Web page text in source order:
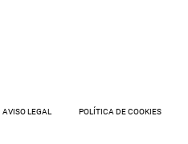
AVISO LEGAL POLÍTICA DE COOKIES